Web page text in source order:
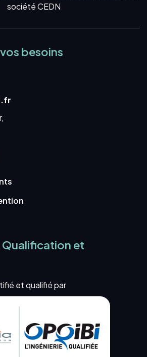
société CEDN
besoins
et
et qualifié par